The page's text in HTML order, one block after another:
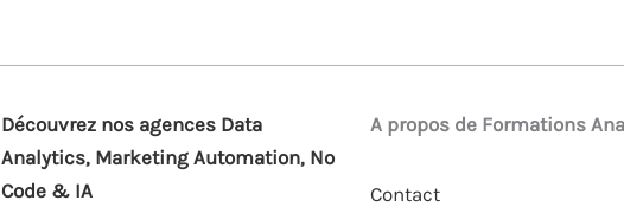
Découvrez nos agences Data
Analytics, Marketing Automation, No
Code & IA
A propos de Formations
Contact